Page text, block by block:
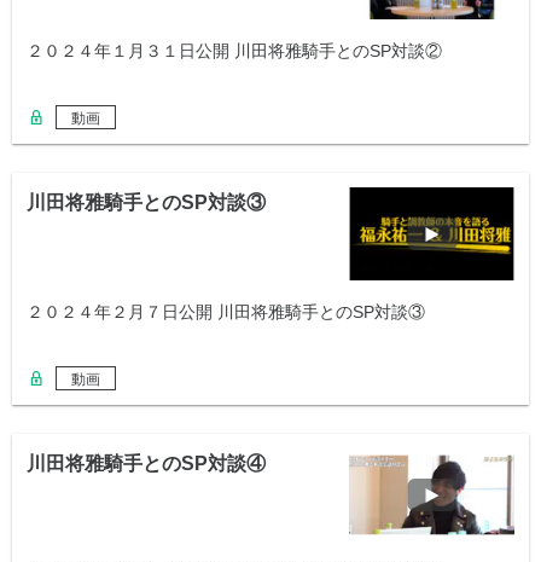
２０２４年１月３１日公開 川田将雅騎手とのSP対談②
動画
川田将雅騎手とのSP対談③
２０２４年２月７日公開 川田将雅騎手とのSP対談③
動画
川田将雅騎手とのSP対談④